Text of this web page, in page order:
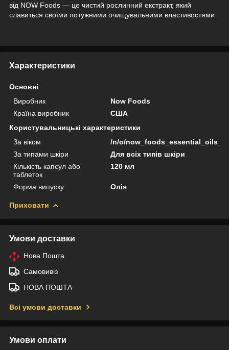
від NOW Foods — це чистий рослинний екстракт, який
славиться своїми потужними очищувальними властивостями
Характеристики
Основні
Виробник
Now Foods
Країна виробник
США
Користувальницькі характеристики
За віком
/n/o/
За типами шкіри
Для всіх типів шкіри
Кількість капсул або
таблеток
120 мл
Форма випуску Олія
Приховати
Умови доставки
Нова Пошта
Самовивіз
НОВА ПОШТА
Всі умови доставки
Умови оплати